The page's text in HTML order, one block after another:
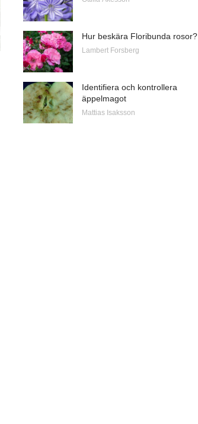
Hur beskära Floribunda rosor?
Lambert Forsberg
Identifiera och kontrollera
äppelmagot
Mattias Isaksson